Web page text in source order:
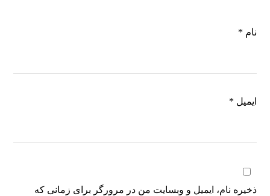
نام *
ایمیل *
ذخیره نام، ایمیل و وبسایت من در مرورگر برای زمانی که